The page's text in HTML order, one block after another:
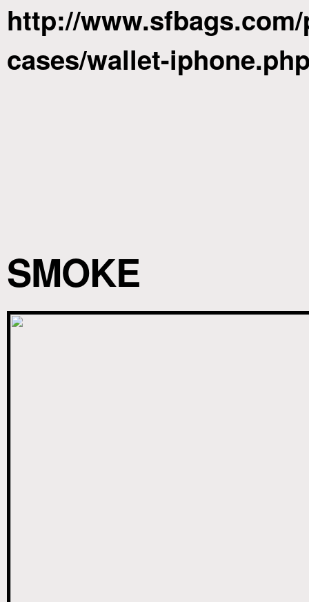
http://
cases/wallet-
SMOKE